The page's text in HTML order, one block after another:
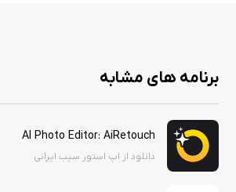
برنامه های مشابه
AI Photo Editor: AiRetouch
دانلود از اپ استور سیب ایرانی